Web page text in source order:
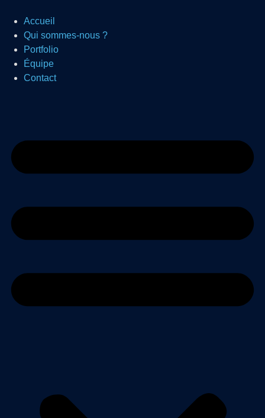
Accueil
Qui sommes-nous ?
Portfolio
Équipe
Contact